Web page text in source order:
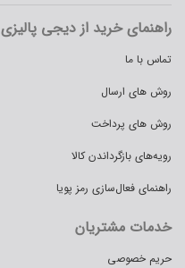
راهنمای خرید از دیجی پالیزی
تماس با ما
روش های ارسال
روش های پرداخت
رویه‌های بازگرداندن کالا
راهنمای فعال‌سازی رمز پویا
خدمات مشتریان
حریم خصوصی